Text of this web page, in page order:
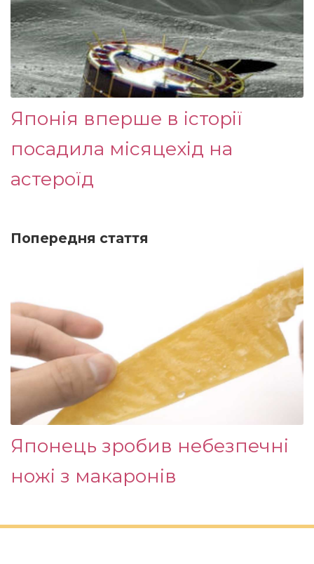
Японія вперше в історії
посадила місяцехід на
астероїд
Попередня стаття
Японець зробив небезпечні
ножі з макаронів